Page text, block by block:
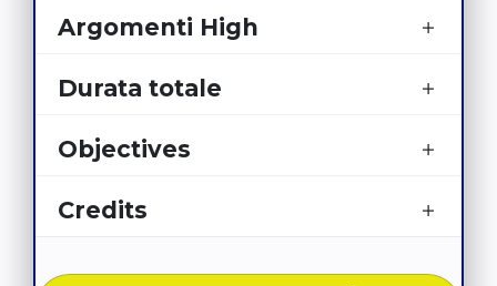
Argomenti High
Durata totale
Objectives
Credits